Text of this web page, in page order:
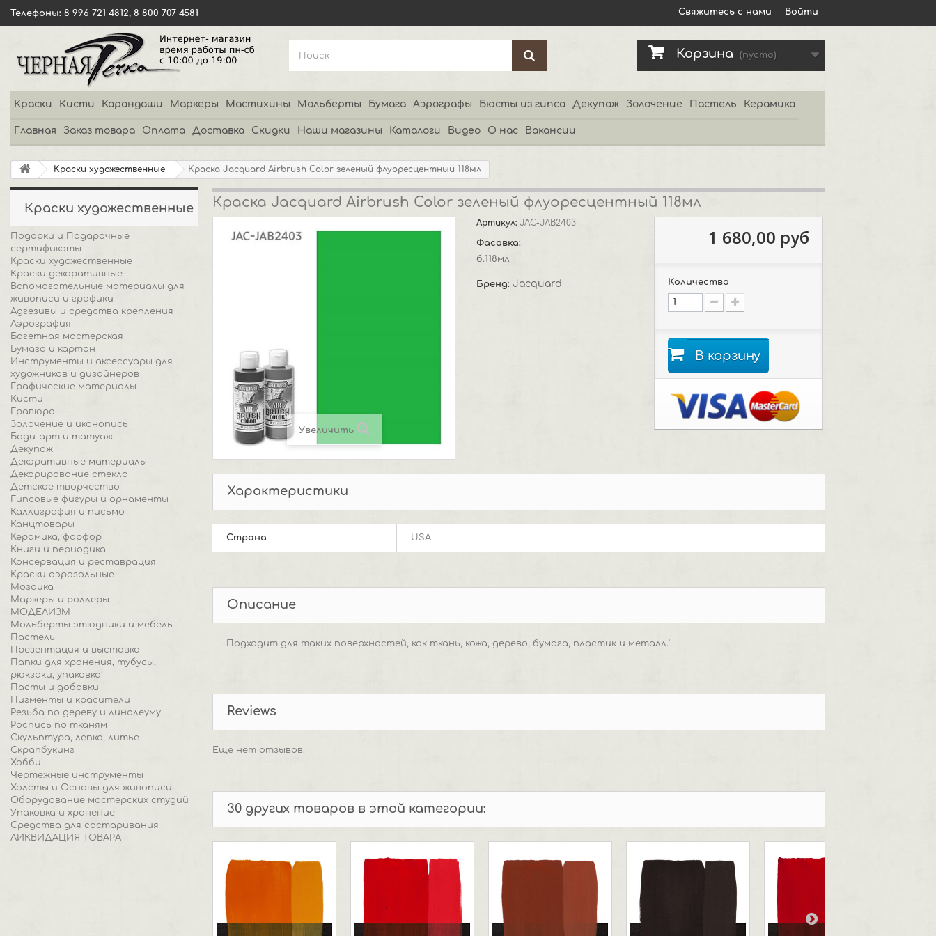
Войти
Свяжитесь с нами
Телефоны: 8 996 721 4812, 8 800 707 4581
Корзина (пусто)
Краски Кисти Карандаши Маркеры Мастихины Мольберты Бумага Аэрографы Бюсты из гипса Декупаж Золочение Пастель Керамика
Главная Заказ товара Оплата Доставка Скидки Наши магазины Каталоги Видео О нас Вакансии
Краски художественные Краска Jacquard Airbrush Color зеленый флуоресцентный 118мл
Краски художественные
Подарки и Подарочные
сертификаты
Краски художественные
Краски декоративные
Вспомогательные материалы для
живописи и графики
Адгезивы и средства крепления
Аэрография
Багетная мастерская
Бумага и картон
Инструменты и аксессуары для
художников и дизайнеров
Графические материалы
Кисти
Гравюра
Золочение и иконопись
Боди-арт и татуаж
Декупаж
Декоративные материалы
Декорирование стекла
Детское творчество
Гипсовые фигуры и орнаменты
Каллиграфия и письмо
Канцтовары
Керамика, фарфор
Книги и периодика
Консервация и реставрация
Краски аэрозольные
Мозаика
Маркеры и роллеры
МОДЕЛИЗМ
Мольберты этюдники и мебель
Пастель
Презентация и выставка
Папки для хранения, тубусы,
рюкзаки, упаковка
Пасты и добавки
Пигменты и красители
Резьба по дереву и линолеуму
Роспись по тканям
Скульптура, лепка, литье
Скрапбукинг
Хобби
Чертежные инструменты
Холсты и Основы для живописи
Оборудование мастерских студий
Упаковка и хранение
Средства для состаривания
ЛИКВИДАЦИЯ ТОВАРА
Краска Jacquard Airbrush Color зеленый флуоресцентный 118мл
Увеличить
Артикул:JAC-JAB2403
Фасовка:
б.118мл
Бренд:Jacquard
1 680,00 руб
Количество
В корзину
Характеристики
Страна USA
Описание
Подходит для таких поверхностей, как ткань, кожа, дерево, бумага, пластик и металл.'
Reviews
Еще нет отзывов.
30 других товаров в этой категории: